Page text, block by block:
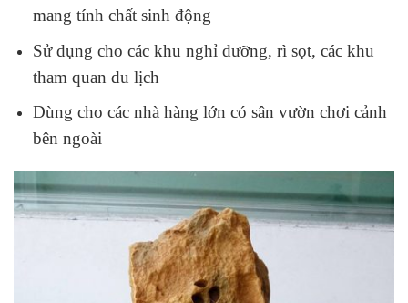
mang tính chất sinh động
Sử dụng cho các khu nghỉ dưỡng, rì sọt, các khu
tham quan du lịch
Dùng cho các nhà hàng lớn có sân vườn chơi cảnh
bên ngoài